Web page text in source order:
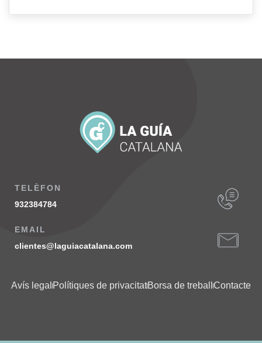
TELÈFON
932384784
EMAIL
clientes@laguiacatalana.com
Avís legal Polítiques de privacitatBorsa de treball Contacte